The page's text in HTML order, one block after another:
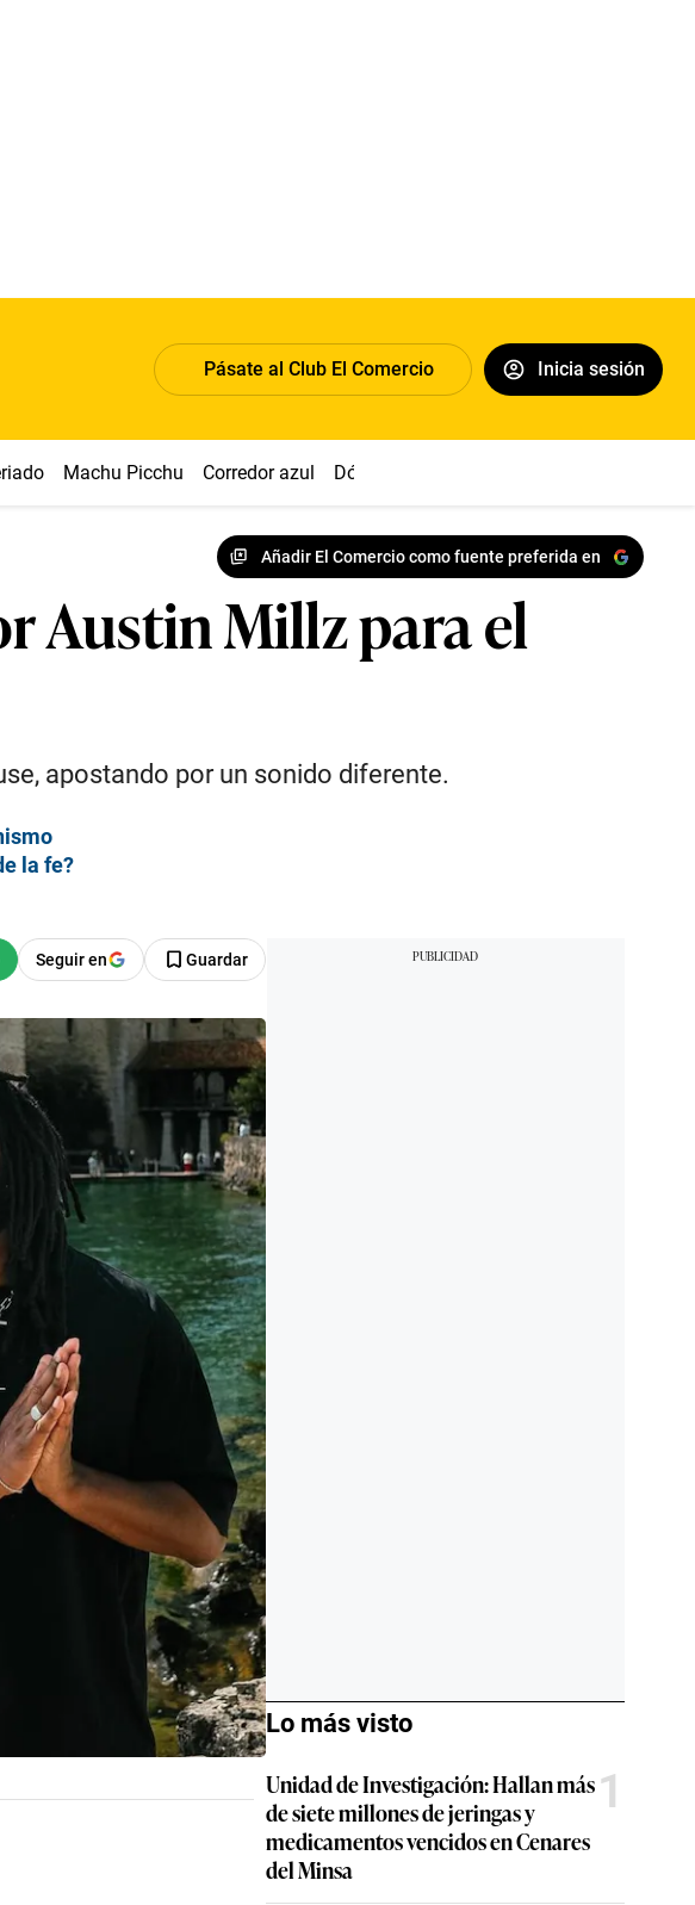
Pásate al Club El Comercio Inicia sesión
Machu Picchu Corredor azul Dólar
Añadir El Comercio como fuente preferida en
Austin Millz para el
apostando por un sonido diferente.
la fe?
Seguir en Guardar
Lo más visto
Unidad de Investigación: Hallan más
de siete millones de jeringas y
medicamentos vencidos en Cenares
del Minsa
1